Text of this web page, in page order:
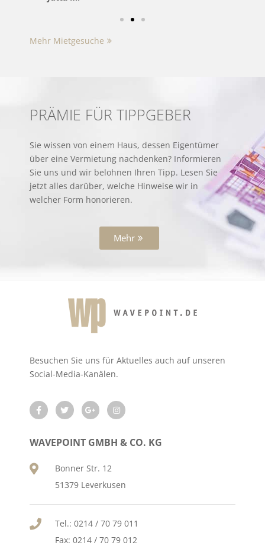
Mehr Mietgesuche
PRÄMIE FÜR TIPPGEBER
Sie wissen von einem Haus, dessen Eigentümer
über eine Vermietung nachdenken? Informieren
Sie uns und wir belohnen Ihren Tipp. Lesen Sie
jetzt alles darüber, welche Hinweise wir in
welcher Form honorieren.
Mehr
Besuchen Sie uns für Aktuelles auch auf unseren
Social-Media-Kanälen.
WAVEPOINT GMBH & CO. KG
Bonner Str. 12
51379 Leverkusen
Tel.: 0214 / 70 79 011
Fax: 0214 / 70 79 012